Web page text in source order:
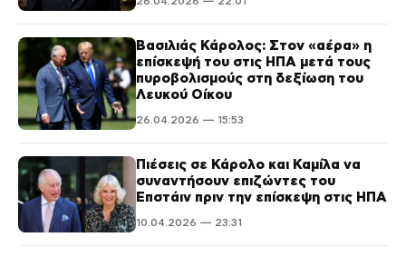
Βασιλιάς Κάρολος: Στον «αέρα» η
επίσκεψή του στις ΗΠΑ μετά τους
πυροβολισμούς στη δεξίωση του
Λευκού Οίκου
26.04.2026 — 15:53
Πιέσεις σε Κάρολο και Καμίλα να
συναντήσουν επιζώντες του
Επστάιν πριν την επίσκεψη στις ΗΠΑ
10.04.2026 — 23:31